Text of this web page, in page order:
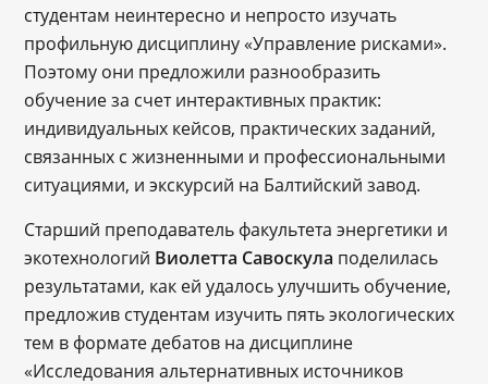
студентам неинтересно и непросто изучать
профильную дисциплину «Управление рисками».
Поэтому они предложили разнообразить
обучение за счет интерактивных практик:
индивидуальных кейсов, практических заданий,
связанных с жизненными и профессиональными
ситуациями, и экскурсий на Балтийский завод.
Старший преподаватель факультета энергетики и
экотехнологий Виолетта Савоскула поделилась
результатами, как ей удалось улучшить обучение,
предложив студентам изучить пять экологических
тем в формате дебатов на дисциплине
«Исследования альтернативных источников